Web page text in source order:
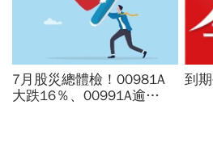
7月股災總體檢！00981A
大跌16％、00991A逾
到